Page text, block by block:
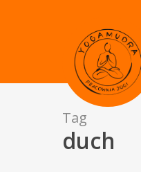
Tag
duch